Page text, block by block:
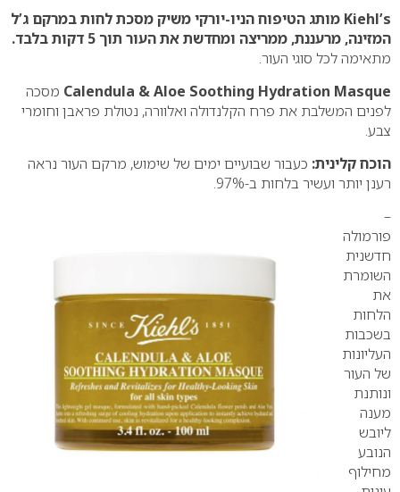
Kiehl’s מותג הטיפוח הניו-יורקי משיק מסכת לחות במרקם ג’ל
המזינה, מרעננת, ממריצה ומחדשת את העור תוך 5 דקות בלבד.
מתאימה לכל סוגי העור.
Calendula & Aloe Soothing Hydration Masque מסכה
לפנים המשלבת את פרח הקלנדולה ואלוורה, נטולת פראבן וחומרי
צבע.
הוכח קלינית: כעבור שבועיים ימים של שימוש, מרקם העור נראה
רענן יותר ועשיר בלחות ב-97%.
–
פורמולה
חדשנית
השומרת
את
הלחות
בשכבות
העליונות
של העור
ונותנת
מענה
ליובש
הנובע
מחילוף